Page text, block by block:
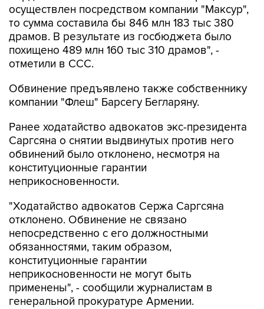
осуществлен посредством компании "Максур",
то сумма составила бы 846 млн 183 тыс 380
драмов. В результате из госбюджета было
похищено 489 млн 160 тыс 310 драмов", -
отметили в ССС.
Обвинение предъявлено также собственнику
компании "Флеш" Барсегу Бегларяну.
Ранее ходатайство адвокатов экс-президента
Саргсяна о снятии выдвинутых против него
обвинений было отклонено, несмотря на
конституционные гарантии
неприкосновенности.
"Ходатайство адвокатов Сержа Саргсяна
отклонено. Обвинение не связано
непосредственно с его должностными
обязанностями, таким образом,
конституционные гарантии
неприкосновенности не могут быть
применены", - сообщили журналистам в
генеральной прокуратуре Армении.